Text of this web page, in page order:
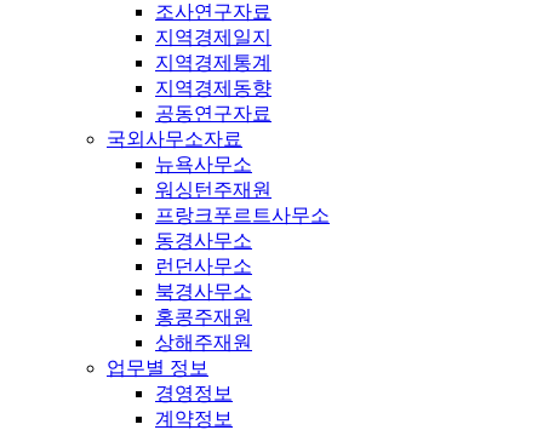
조사연구자료
지역경제일지
지역경제통계
지역경제동향
공동연구자료
국외사무소자료
뉴욕사무소
워싱턴주재원
프랑크푸르트사무소
동경사무소
런던사무소
북경사무소
홍콩주재원
상해주재원
업무별 정보
경영정보
계약정보